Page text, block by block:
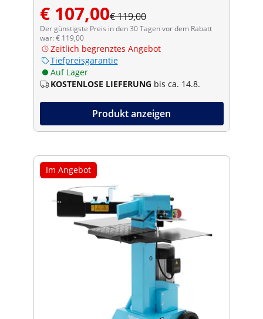
€ 107,00€ 119,00
Der günstigste Preis in den 30 Tagen vor dem Rabatt
war: € 119,00
Zeitlich begrenztes Angebot
Tiefpreisgarantie
Auf Lager
KOSTENLOSE LIEFERUNG bis ca. 14.8.
Produkt anzeigen
Im Angebot